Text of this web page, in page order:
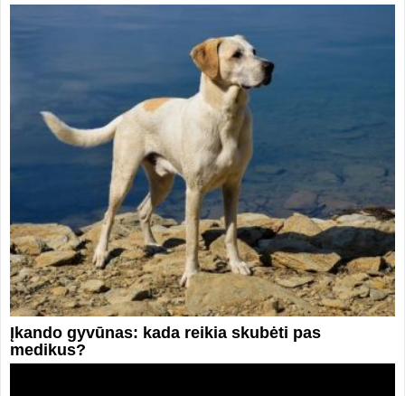
Įkando gyvūnas: kada reikia skubėti pas
medikus?